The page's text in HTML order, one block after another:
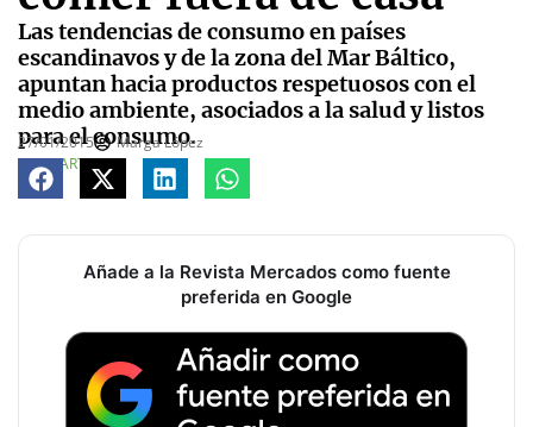
Las tendencias de consumo en países
escandinavos y de la zona del Mar Báltico,
apuntan hacia productos respetuosos con el
medio ambiente, asociados a la salud y listos
para el consumo.
27/01/2015
Marga López
COMPARTE
Añade a la Revista Mercados como fuente
preferida en Google